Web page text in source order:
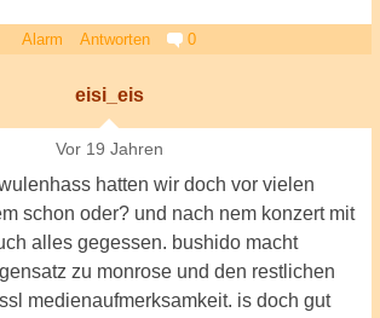
Alarm Antworten 0
eisi_eis
Vor 19 Jahren
hatten wir doch vor vielen
schon oder? und nach nem konzert mit
alles gegessen. bushido macht
zu monrose und den restlichen
medienaufmerksamkeit. is doch gut